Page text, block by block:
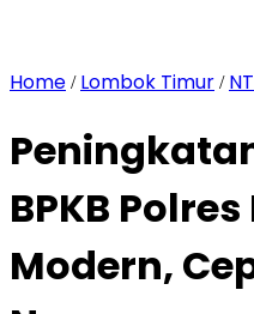
Home / Lombok Timur /
BPKB
Modern,